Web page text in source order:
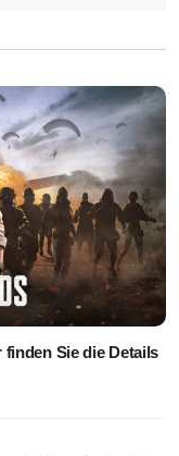
Sie die Details